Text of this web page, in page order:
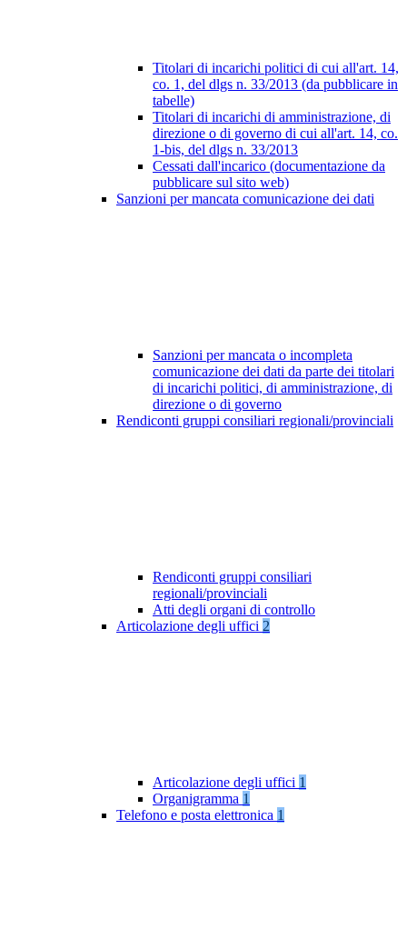
Titolari di incarichi politici di cui all'art. 14,
co. 1, del dlgs n. 33/2013 (da pubblicare in
tabelle)
Titolari di incarichi di amministrazione, di
direzione o di governo di cui all'art. 14, co.
1-bis, del dlgs n. 33/2013
Cessati dall'incarico (documentazione da
pubblicare sul sito web)
Sanzioni per mancata comunicazione dei dati
Sanzioni per mancata o incompleta
comunicazione dei dati da parte dei titolari
di incarichi politici, di amministrazione, di
direzione o di governo
Rendiconti gruppi consiliari regionali/provinciali
Rendiconti gruppi consiliari
regionali/provinciali
Atti degli organi di controllo
Articolazione degli uffici 2
Articolazione degli uffici 1
Organigramma 1
Telefono e posta elettronica 1